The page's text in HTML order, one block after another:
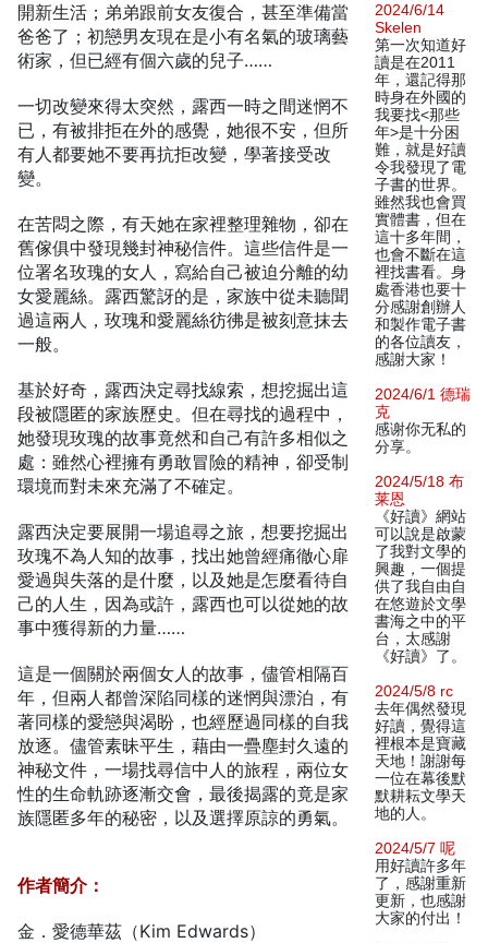
開新生活；弟弟跟前女友復合，甚至準備當
爸爸了；初戀男友現在是小有名氣的玻璃藝
術家，但已經有個六歲的兒子……
一切改變來得太突然，露西一時之間迷惘不
已，有被排拒在外的感覺，她很不安，但所
有人都要她不要再抗拒改變，學著接受改
變。
在苦悶之際，有天她在家裡整理雜物，卻在
舊傢俱中發現幾封神秘信件。這些信件是一
位署名玫瑰的女人，寫給自己被迫分離的幼
女愛麗絲。露西驚訝的是，家族中從未聽聞
過這兩人，玫瑰和愛麗絲彷彿是被刻意抹去
一般。
基於好奇，露西決定尋找線索，想挖掘出這
段被隱匿的家族歷史。但在尋找的過程中，
她發現玫瑰的故事竟然和自己有許多相似之
處：雖然心裡擁有勇敢冒險的精神，卻受制
環境而對未來充滿了不確定。
露西決定要展開一場追尋之旅，想要挖掘出
玫瑰不為人知的故事，找出她曾經痛徹心扉
愛過與失落的是什麼，以及她是怎麼看待自
己的人生，因為或許，露西也可以從她的故
事中獲得新的力量……
這是一個關於兩個女人的故事，儘管相隔百
年，但兩人都曾深陷同樣的迷惘與漂泊，有
著同樣的愛戀與渴盼，也經歷過同樣的自我
放逐。儘管素昧平生，藉由一疊塵封久遠的
神秘文件，一場找尋信中人的旅程，兩位女
性的生命軌跡逐漸交會，最後揭露的竟是家
族隱匿多年的秘密，以及選擇原諒的勇氣。
作者簡介：
金．愛德華茲（Kim Edwards）
2024/6/14
Skelen
第一次知道好
讀是在2011
年，還記得那
時身在外國的
我要找<那些
年>是十分困
難，就是好讀
令我發現了電
子書的世界。
雖然我也會買
實體書，但在
這十多年間，
也會不斷在這
裡找書看。身
處香港也要十
分感謝創辦人
和製作電子書
的各位讀友，
感謝大家！
2024/6/1 德瑞
克
感谢你无私的
分享。
2024/5/18 布
莱恩
《好讀》網站
可以說是啟蒙
了我對文學的
興趣，一個提
供了我自由自
在悠遊於文學
書海之中的平
台，太感謝
《好讀》了。
2024/5/8 rc
去年偶然發現
好讀，覺得這
裡根本是寶藏
天地！謝謝每
一位在幕後默
默耕耘文學天
地的人。
2024/5/7 呢
用好讀許多年
了，感謝重新
更新，也感謝
大家的付出！